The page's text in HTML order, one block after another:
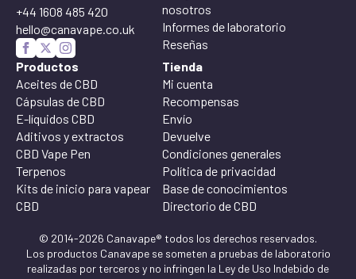
+44 1608 485 420
hello@canavape.co.uk
nosotros
Informes de laboratorio
Reseñas
Productos
Aceites de CBD
Cápsulas de CBD
E-líquidos CBD
Aditivos y extractos
CBD Vape Pen
Terpenos
Kits de inicio para vapear
CBD
Tienda
Mi cuenta
Recompensas
Envío
Devuelve
Condiciones generales
Política de privacidad
Base de conocimientos
Directorio de CBD
© 2014-2026 Canavape® todos los derechos reservados.
Los productos Canavape se someten a pruebas de laboratorio
realizadas por terceros y no infringen la Ley de Uso Indebido de